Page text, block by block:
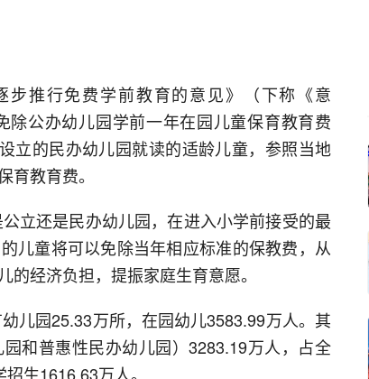
推行免费学前教育的意见》（下称《意
除公办幼儿园学前一年在园儿童保育教育费
立的民办幼儿园就读的适龄儿童，参照当地
育教育费。
立还是民办幼儿园，在进入小学前接受的最
儿童将可以免除当年相应标准的保教费，从
经济负担，提振家庭生育意愿。
儿园25.33万所，在园幼儿3583.99万人。其
和普惠性民办幼儿园）3283.19万人，占全
生1616.63万人。